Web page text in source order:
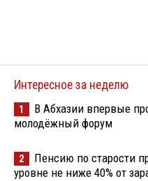
Интересное за неделю
1
В Абхазии впервые
молодёжный форум
2
Пенсию по старости
уровне не ниже 40% от